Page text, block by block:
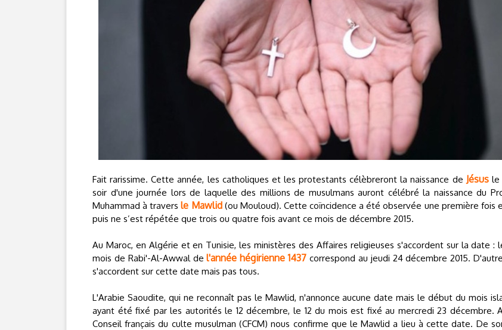
Fait rarissime. Cette année, les catholiques et les protestants célèbreront la naissance de Jésusle
soir d'une journée lors de laquelle des millions de musulmans auront célébré la naissance du
Muhammad à traversle Mawlid(ou Mouloud). Cette coïncidence a été observée une première fois
puis ne s’est répétée que trois ou quatre fois avant ce mois de décembre 2015.
Au Maroc, en Algérie et en Tunisie, les ministères des Affaires religieuses s'accordent sur la date :
mois de Rabi'-Al-Awwal del'année hégirienne 1437 correspond au jeudi 24 décembre 2015.
s'accordent sur cette date mais pas tous.
L'Arabie Saoudite, qui ne reconnaît pas le Mawlid, n'annonce aucune date mais le début du mois
ayant été fixé par les autorités le 12 décembre, le 12 du mois est fixé au mercredi 23 décembre.
Conseil français du culte musulman (CFCM) nous confirme que le Mawlid a lieu à cette date. De